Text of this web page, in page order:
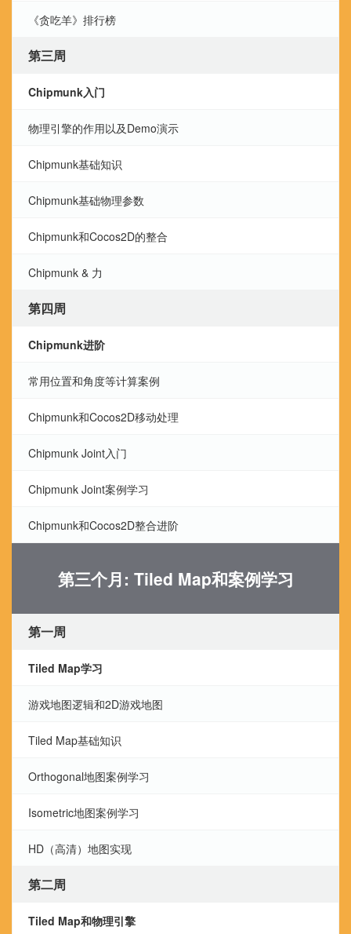
《贪吃羊》排行榜
第三周
Chipmunk入门
物理引擎的作用以及Demo演示
Chipmunk基础知识
Chipmunk基础物理参数
Chipmunk和Cocos2D的整合
Chipmunk & 力
第四周
Chipmunk进阶
常用位置和角度等计算案例
Chipmunk和Cocos2D移动处理
Chipmunk Joint入门
Chipmunk Joint案例学习
Chipmunk和Cocos2D整合进阶
第三个月: Tiled Map和案例学习
第一周
Tiled Map学习
游戏地图逻辑和2D游戏地图
Tiled Map基础知识
Orthogonal地图案例学习
Isometric地图案例学习
HD（高清）地图实现
第二周
Tiled Map和物理引擎